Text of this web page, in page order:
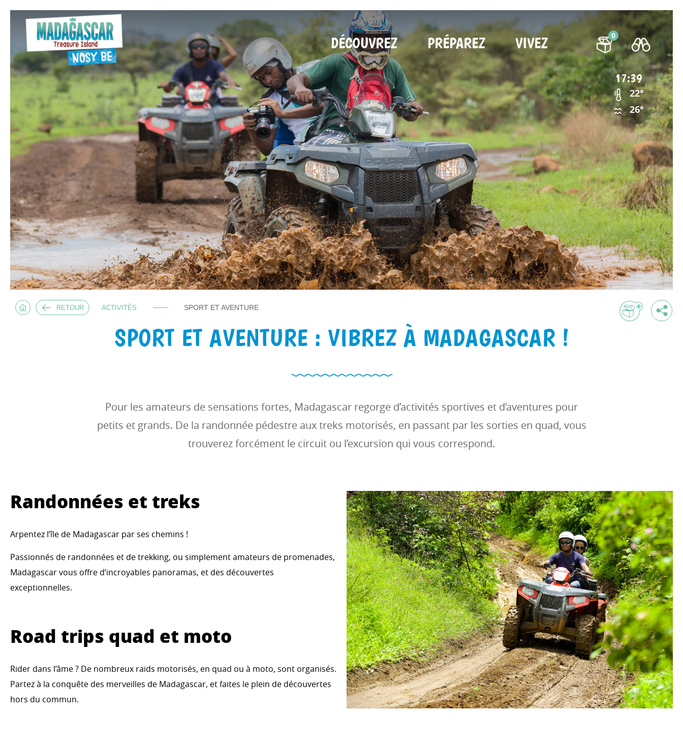
DÉCOUVREZ PRÉPAREZ VIVEZ 0
17:39
22°
26°
RETOUR ACTIVITÉS SPORT ET AVENTURE
SPORT ET AVENTURE : VIBREZ À MADAGASCAR !
Pour les amateurs de sensations fortes, Madagascar regorge d’activités sportives et d’aventures pour
petits et grands. De la randonnée pédestre aux treks motorisés, en passant par les sorties en quad, vous
trouverez forcément le circuit ou l’excursion qui vous correspond.
Randonnées et treks
Arpentez l’île de Madagascar par ses chemins !
Passionnés de randonnées et de trekking, ou simplement amateurs de promenades,
Madagascar vous offre d’incroyables panoramas, et des découvertes
exceptionnelles.
Road trips quad et moto
Rider dans l’âme ? De nombreux raids motorisés, en quad ou à moto, sont organisés.
Partez à la conquête des merveilles de Madagascar, et faites le plein de découvertes
hors du commun.